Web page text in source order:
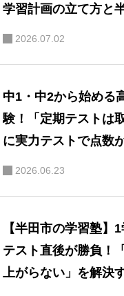
学習計画の立て方と
校・横須賀高校合格
2026.07.02
中1・中2から始める
験！「定期テストは
に実力テストで点数
る」原因と解決策
2026.06.23
【半田市の学習塾】
テスト直後が勝負！
上がらない」を解決